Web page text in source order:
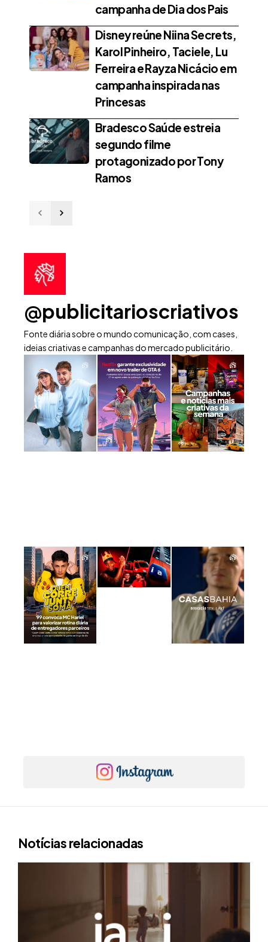
campanha de Dia dos Pais
Disney reúne Niina Secrets,
Karol Pinheiro, Taciele, Lu
Ferreira e Rayza Nicácio em
campanha inspirada nas
Princesas
Bradesco Saúde estreia
segundo filme
protagonizado por Tony
Ramos
@publicitarioscriativos
Fonte diária sobre o mundo comunicação, com cases,
ideias criativas e campanhas do mercado publicitário.
Notícias relacionadas